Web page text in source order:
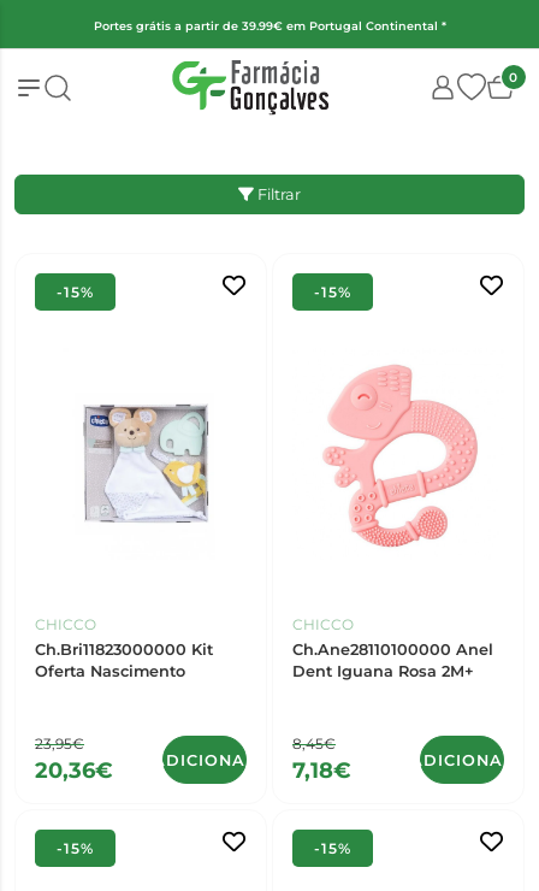
(Exceto fraldas, alimentação infantil e encomendas superiores a 2kg)
0
Filtrar
-15%
CHICCO
Ch.Bri11823000000 Kit
Oferta Nascimento
23,95€
20,36€ ADICIONAR
-15%
CHICCO
Ch.Ane28110100000 Anel
Dent Iguana Rosa 2M+
8,45€
7,18€ ADICIONAR
-15% -15%